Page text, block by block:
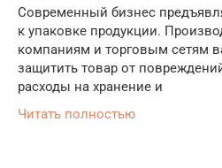
Современный бизнес
к упаковке продукции.
компаниям и торговым сетям
защитить товар от
расходы на хранение и
Читать полностью